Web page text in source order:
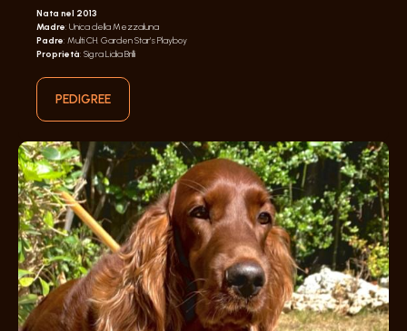
Nata nel 2013
Madre: Unica della Mezzaluna
Padre: Multi CH. Garden Star's Playboy
Proprietà: Sig.ra Lidia Brilli
PEDIGREE